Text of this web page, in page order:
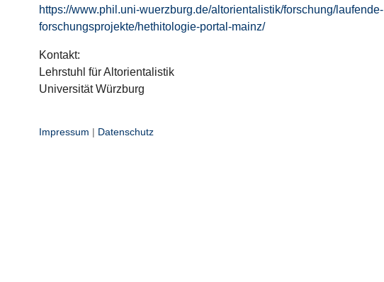
https://www.phil.uni-wuerzburg.de/altorientalistik/forschung/laufende-
forschungsprojekte/hethitologie-portal-mainz/
Kontakt:
Lehrstuhl für Altorientalistik
Universität Würzburg
Impressum | Datenschutz